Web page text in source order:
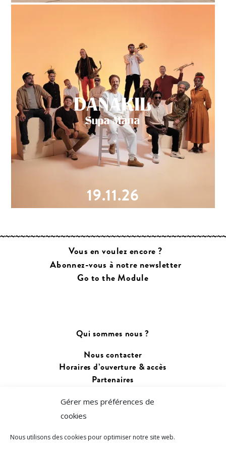
Gérer mes préférences de
cookies
Nous utilisons des cookies pour optimiser notre site web.
DANAKIL
Supa Mana
19.11.26
Vous en voulez encore ?
Abonnez-vous à notre newsletter
Go to the Module
Qui sommes nous ?
Nous contacter
Horaires d’ouverture & accès
Partenaires
Changer de langue :